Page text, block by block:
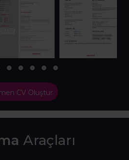
CV Oluştur
Araçları